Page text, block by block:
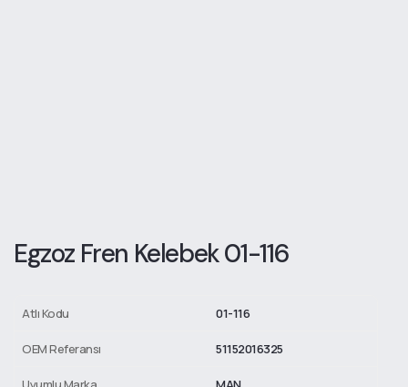
Egzoz Fren Kelebek 01-116
Atlı Kodu 01-116
OEM Referansı 51152016325